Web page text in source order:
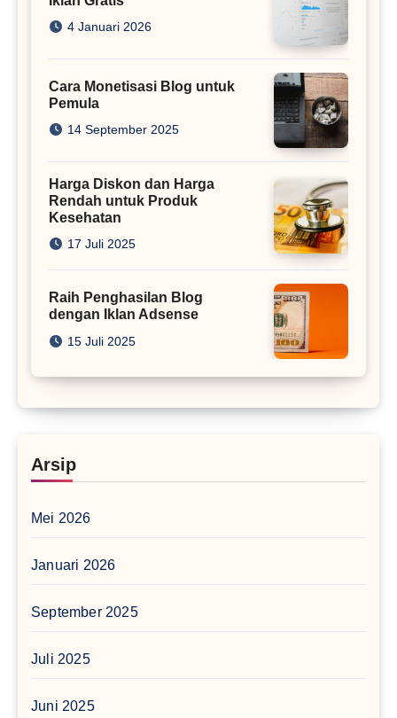
4 Januari 2026
Cara Monetisasi Blog untuk
Pemula
14 September 2025
Harga Diskon dan Harga
Rendah untuk Produk
Kesehatan
17 Juli 2025
Raih Penghasilan Blog
dengan Iklan Adsense
15 Juli 2025
Arsip
Mei 2026
Januari 2026
September 2025
Juli 2025
Juni 2025